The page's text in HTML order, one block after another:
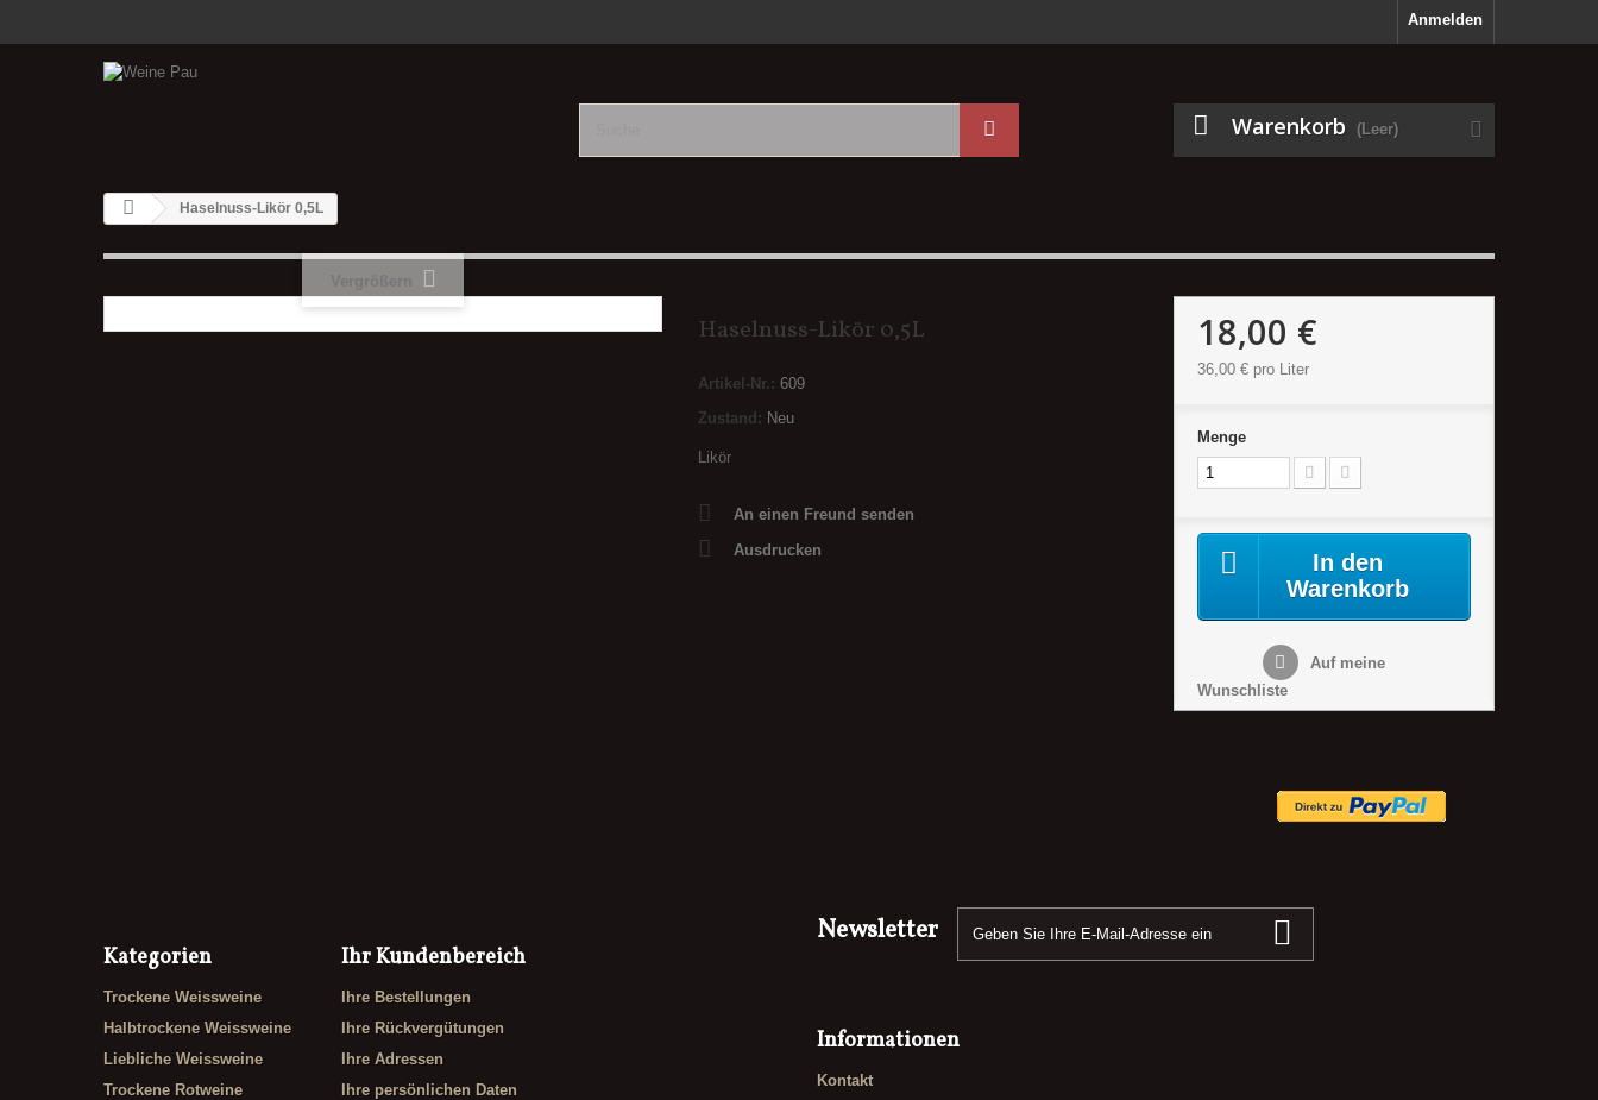
Anmelden
Warenkorb (Leer)
Haselnuss-Likör 0,5L
Haselnuss-Likör 0,5L
Artikel-Nr.: 609
Zustand: Neu
Likör
An einen Freund senden
Ausdrucken
18,00 €
36,00 €pro Liter
Menge
In den
Warenkorb
Auf meine
Wunschliste
Kategorien
Trockene Weissweine
Halbtrockene Weissweine
Liebliche Weissweine
Trockene Rotweine
Ihr Kundenbereich
Ihre Bestellungen
Ihre Rückvergütungen
Ihre Adressen
Ihre persönlichen Daten
Newsletter
Informationen
Kontakt